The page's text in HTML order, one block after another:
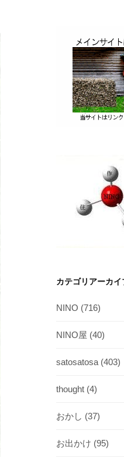
カテゴリアーカイ
NINO (716)
NINO屋 (40)
satosatosa (403)
thought (4)
おかし (37)
お出かけ (95)